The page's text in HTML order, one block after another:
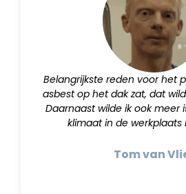
Belangrijkste reden voor het
asbest op het dak zat, dat
Daarnaast wilde ik ook meer
klimaat in de werkplaats
Tom van